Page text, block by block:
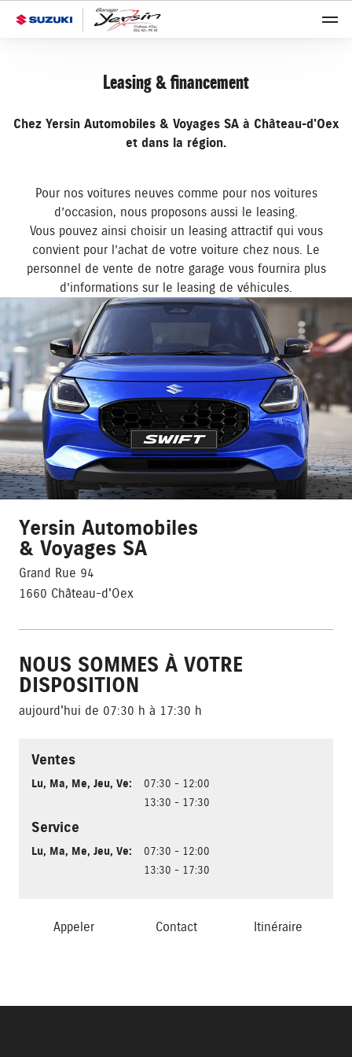
Leasing & financement
Chez Yersin Automobiles & Voyages SA à Château-d'Oex
et dans la région.
Pour nos voitures neuves comme pour nos voitures
d’occasion, nous proposons aussi le leasing.
Vous pouvez ainsi choisir un leasing attractif qui vous
convient pour l’achat de votre voiture chez nous. Le
personnel de vente de notre garage vous fournira plus
d’informations sur le leasing de véhicules.
Yersin Automobiles
& Voyages SA
Grand Rue 94
1660 Château-d'Oex
NOUS SOMMES À VOTRE
DISPOSITION
aujourd'hui de 07:30 h à 17:30 h
Ventes
Lu, Ma, Me, Jeu, Ve:
07:30 - 12:00
13:30 - 17:30
Service
Lu, Ma, Me, Jeu, Ve:
07:30 - 12:00
13:30 - 17:30
Appeler Contact Itinéraire